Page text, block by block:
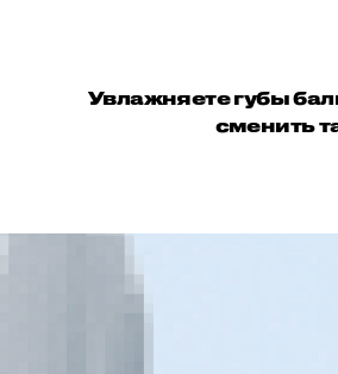
Увлажняете губы
сменить